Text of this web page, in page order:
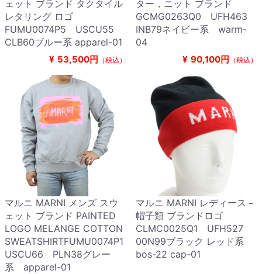
ェット ブランド タクタイル
レタリング ロゴ
FUMU0074P5 USCU55
CLB60ブルー系 apparel-01
¥ 53,500円 （税込）
ター，ニット ブランド
GCMG0263Q0 UFH463
INB79ネイビー系 warm-
04
¥ 90,100円 （税込）
マルニ MARNI メンズ スウ
ェット ブランド PAINTED
LOGO MELANGE COTTON
SWEATSHIRTFUMU0074P1
USCU66 PLN38グレー
系 apparel-01
マルニ MARNI レディース－
帽子類 ブランドロゴ
CLMC0025Q1 UFH527
00N99ブラック レッド系
bos-22 cap-01